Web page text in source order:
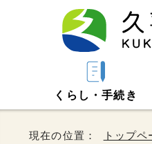
くらし・手続き
現在の位置： トップペ